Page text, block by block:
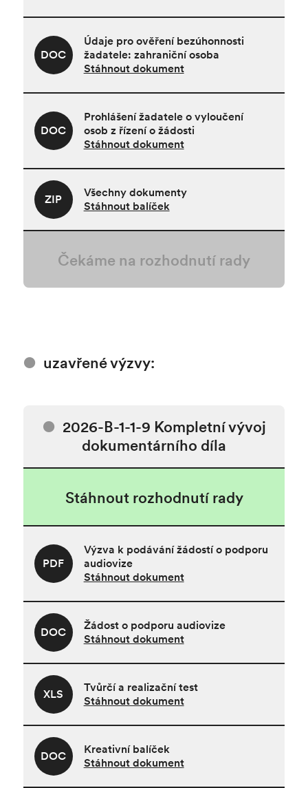
Údaje pro ověření bezúhonnosti
žadatele: zahraniční osoba
Stáhnout dokument
DOC
Prohlášení žadatele o vyloučení
osob z řízení o žádosti
Stáhnout dokument
DOC
Všechny dokumenty
Stáhnout balíček
ZIP
Čekáme na rozhodnutí rady
uzavřené výzvy:
2026-B-1-1-9 Kompletní vývoj
dokumentárního díla
Stáhnout rozhodnutí rady
Výzva k podávání žádostí o podporu
audiovize
Stáhnout dokument
PDF
Žádost o podporu audiovize
Stáhnout dokument
DOC
Tvůrčí a realizační test
Stáhnout dokument
XLS
Kreativní balíček
Stáhnout dokument
DOC